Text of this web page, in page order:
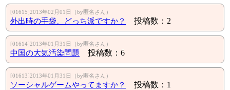
[01615]2013年02月01日（by匿名さん）
外出時の手袋、どっち派ですか？ 投稿数：2
[01614]2013年01月31日（by匿名さん）
中国の大気汚染問題 投稿数：6
[01613]2013年01月31日（by匿名さん）
ソーシャルゲームやってますか？ 投稿数：1